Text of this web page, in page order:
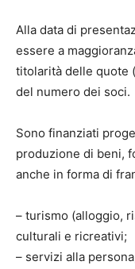
Alla data di
essere a
titolarità delle quote
del numero dei soci.
Sono finanziati
produzione di beni,
anche in forma di
– turismo (alloggio,
culturali e ricreativi;
– servizi alla